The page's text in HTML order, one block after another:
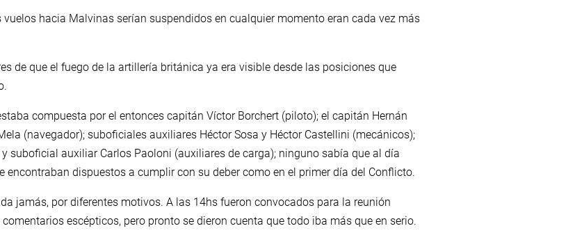
hacia Malvinas serían suspendidos en cualquier momento eran cada vez más
de que el fuego de la artillería británica ya era visible desde las posiciones que
compuesta por el entonces capitán Víctor Borchert (piloto); el capitán Hernán
(navegador); suboficiales auxiliares Héctor Sosa y Héctor Castellini (mecánicos);
suboficial auxiliar Carlos Paoloni (auxiliares de carga); ninguno sabía que al día
encontraban dispuestos a cumplir con su deber como en el primer día del Conflicto.
jamás, por diferentes motivos. A las 14hs fueron convocados para la reunión
escépticos, pero pronto se dieron cuenta que todo iba más que en serio.